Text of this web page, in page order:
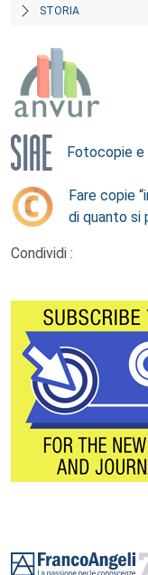
STORIA
Fotocopie e
Fare copie
di quanto si
Condividi :